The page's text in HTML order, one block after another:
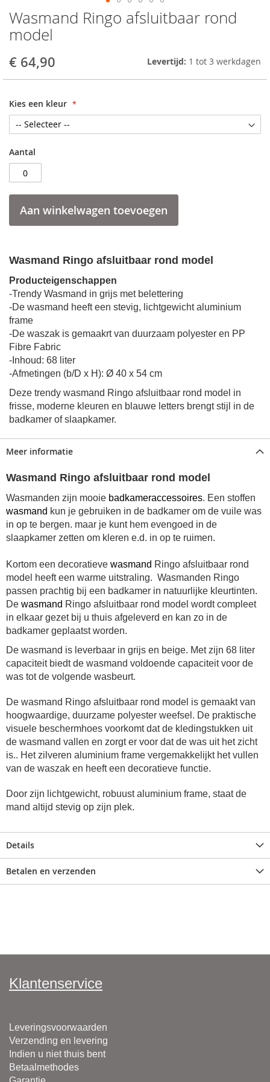
Wasmand Ringo afsluitbaar rond
model
€ 64,90 Levertijd: 1 tot 3 werkdagen
Kies een kleur
Aantal
Aan winkelwagen toevoegen
Wasmand Ringo afsluitbaar rond model
Producteigenschappen
-Trendy Wasmand in grijs met belettering
-De wasmand heeft een stevig, lichtgewicht aluminium
frame
-De waszak is gemaakrt van duurzaam polyester en PP
Fibre Fabric
-Inhoud: 68 liter
-Afmetingen (b/D x H): Ø 40 x 54 cm
Deze trendy wasmand Ringo afsluitbaar rond model in
frisse, moderne kleuren en blauwe letters brengt stijl in de
badkamer of slaapkamer.
Skip
to
the
of
gallery
Meer informatie
Wasmand Ringo afsluitbaar rond model
Wasmanden zijn mooie badkameraccessoires. Een stoffen
wasmand kun je gebruiken in de badkamer om de vuile was
in op te bergen. maar je kunt hem evengoed in de
slaapkamer zetten om kleren e.d. in op te ruimen.
Kortom een decoratieve wasmand Ringo afsluitbaar rond
model heeft een warme uitstraling. Wasmanden Ringo
passen prachtig bij een badkamer in natuurlijke kleurtinten.
De wasmand Ringo afsluitbaar rond model wordt compleet
in elkaar gezet bij u thuis afgeleverd en kan zo in de
badkamer geplaatst worden.
De wasmand is leverbaar in grijs en beige. Met zijn 68 liter
capaciteit biedt de wasmand voldoende capaciteit voor de
was tot de volgende wasbeurt.
De wasmand Ringo afsluitbaar rond model is gemaakt van
hoogwaardige, duurzame polyester weefsel. De praktische
visuele beschermhoes voorkomt dat de kledingstukken uit
de wasmand vallen en zorgt er voor dat de was uit het zicht
is.. Het zilveren aluminium frame vergemakkelijkt het vullen
van de waszak en heeft een decoratieve functie.
Door zijn lichtgewicht, robuust aluminium frame, staat de
mand altijd stevig op zijn plek.
Details
Betalen en verzenden
Klantenservice
Leveringsvoorwaarden
Verzending en levering
Indien u niet thuis bent
Betaalmethodes